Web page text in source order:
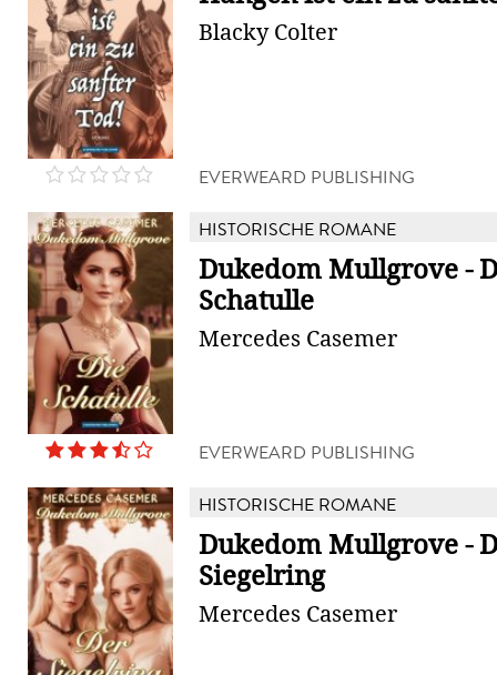
Blacky Colter
EVERWEARD PUBLISHING
HISTORISCHE ROMANE
Dukedom Mullgrove -
Schatulle
Mercedes Casemer
EVERWEARD PUBLISHING
HISTORISCHE ROMANE
Dukedom Mullgrove -
Siegelring
Mercedes Casemer